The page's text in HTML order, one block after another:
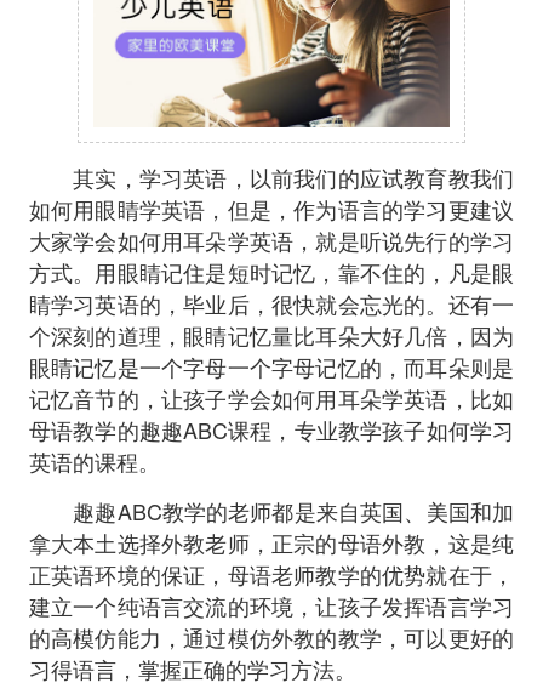
其实，学习英语，以前我们的应试教育教我们
如何用眼睛学英语，但是，作为语言的学习更建议
大家学会如何用耳朵学英语，就是听说先行的学习
方式。用眼睛记住是短时记忆，靠不住的，凡是眼
睛学习英语的，毕业后，很快就会忘光的。还有一
个深刻的道理，眼睛记忆量比耳朵大好几倍，因为
眼睛记忆是一个字母一个字母记忆的，而耳朵则是
记忆音节的，让孩子学会如何用耳朵学英语，比如
母语教学的趣趣ABC课程，专业教学孩子如何学习
英语的课程。
趣趣ABC教学的老师都是来自英国、美国和加
拿大本土选择外教老师，正宗的母语外教，这是纯
正英语环境的保证，母语老师教学的优势就在于，
建立一个纯语言交流的环境，让孩子发挥语言学习
的高模仿能力，通过模仿外教的教学，可以更好的
习得语言，掌握正确的学习方法。